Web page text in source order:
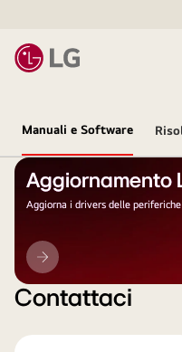
Manuali e Software
Aggiornamento
Aggiorna i drivers delle
Aggiornamento
LG
Contattaci